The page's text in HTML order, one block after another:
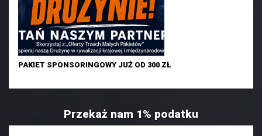
PAKIET SPONSORINGOWY JUŻ OD 300 ZŁ
Przekaż nam 1% podatku